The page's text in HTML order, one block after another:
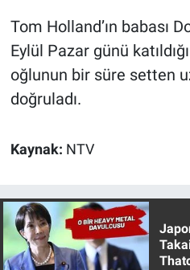
Tom Holland’ın babası
Eylül Pazar günü
oğlunun bir süre setten
doğruladı.
Kaynak: NTV
Türkiye'nin Gündemi
Yerel Gündem